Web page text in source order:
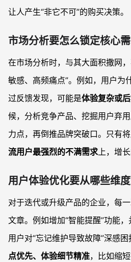
让人产生“非它不可”的购买决策。
市场分析要怎么锁定核心需
在市场分析时，与其大面积撒网
敏感、高频痛点”。例如，用户为
过反馈发现，可能是体验复杂或
候，分析竞争产品、挖掘用户弃
力点，再倒推品牌突破口。只有
流用户最强烈的不满需求上，增长
用户体验优化要从哪些维度
对于迭代或升级产品的企业，每
文章。例如增加“智能提醒”功能
用户对“忘记维护导致故障”深感
点优先、体验细节精准，比如缩